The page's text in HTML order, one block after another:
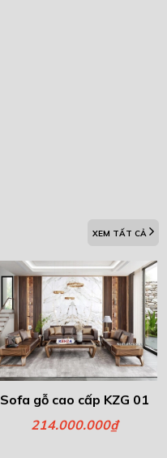
XEM TẤT CẢ
Sofa gỗ cao cấp KZG 01
214.000.000₫